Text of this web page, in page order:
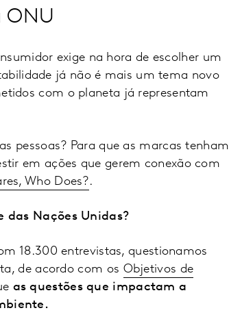
ONU
exige na hora de escolher um
já não é mais um tema novo
com o planeta já representam
pessoas? Para que as marcas tenham
em ações que gerem conexão com
Who Does?.
das Nações Unidas?
18.300 entrevistas, questionamos
de acordo com os Objetivos de
as questões que impactam a